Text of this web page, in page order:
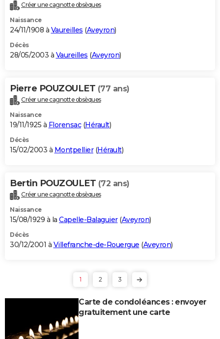
Créer une cagnotte obsèques
Naissance
24/11/1908 à Vaureilles (Aveyron)
Décès
28/05/2003 à Vaureilles (Aveyron)
Pierre POUZOULET (77 ans)
Créer une cagnotte obsèques
Naissance
19/11/1925 à Florensac(Hérault)
Décès
15/02/2003 à Montpellier(Hérault)
Bertin POUZOULET (72 ans)
Créer une cagnotte obsèques
Naissance
15/08/1929 à la Capelle-Balaguier(Aveyron)
Décès
30/12/2001 à Villefranche-de-Rouergue (Aveyron)
1 2 3
Carte de condoléances : envoyer
gratuitement une carte